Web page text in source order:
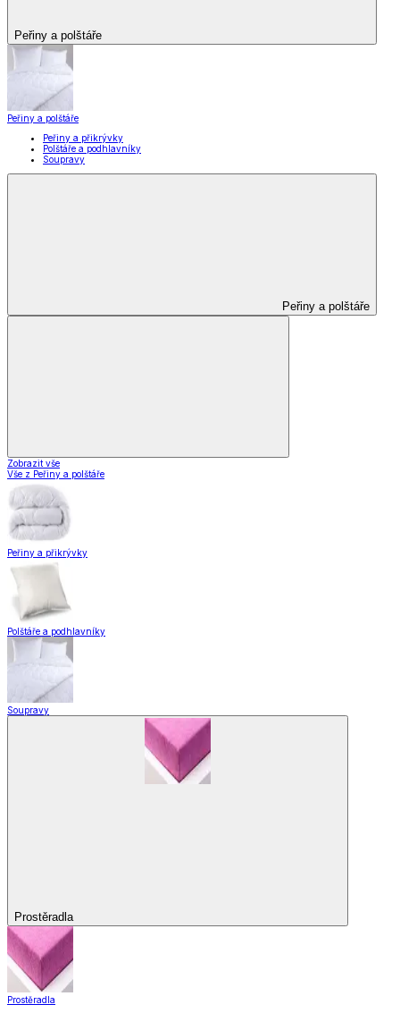
Peřiny a polštáře
Peřiny a polštáře
Peřiny a přikrývky
Polštáře a podhlavníky
Soupravy
Peřiny a polštáře
Zobrazit vše
Vše z Peřiny a polštáře
Peřiny a přikrývky
Polštáře a podhlavníky
Soupravy
Prostěradla
Prostěradla